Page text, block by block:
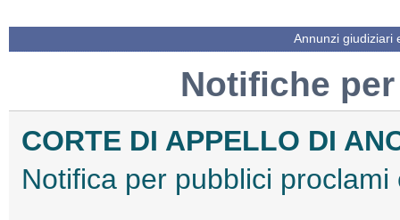
Annunzi giudiziari
Notifiche
CORTE DI APPELLO DI
Notifica per pubblici